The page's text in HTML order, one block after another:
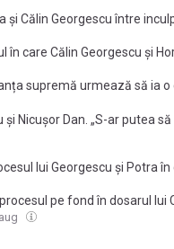
și Călin Georgescu între
în care Călin Georgescu și
supremă urmează să ia o
Nicuşor Dan. „S-ar putea
10.000 de dolari, nu de lei”
lui Georgescu și Potra în
pe fond în dosarul lui